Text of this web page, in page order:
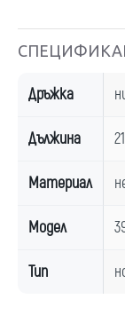
Дръжка
Дължина
Материал
Модел
Тип